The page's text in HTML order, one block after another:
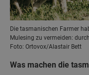
Die tasmanischen Farmer
Mulesing zu vermeiden:
Foto: Ortovox/Alastair Bett
Was machen die